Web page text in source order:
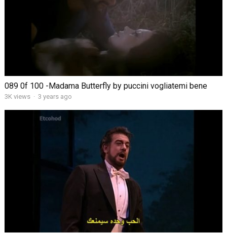
089 0f 100 -Madama Butterfly by puccini vogliatemi bene
3K views · 3 years ago